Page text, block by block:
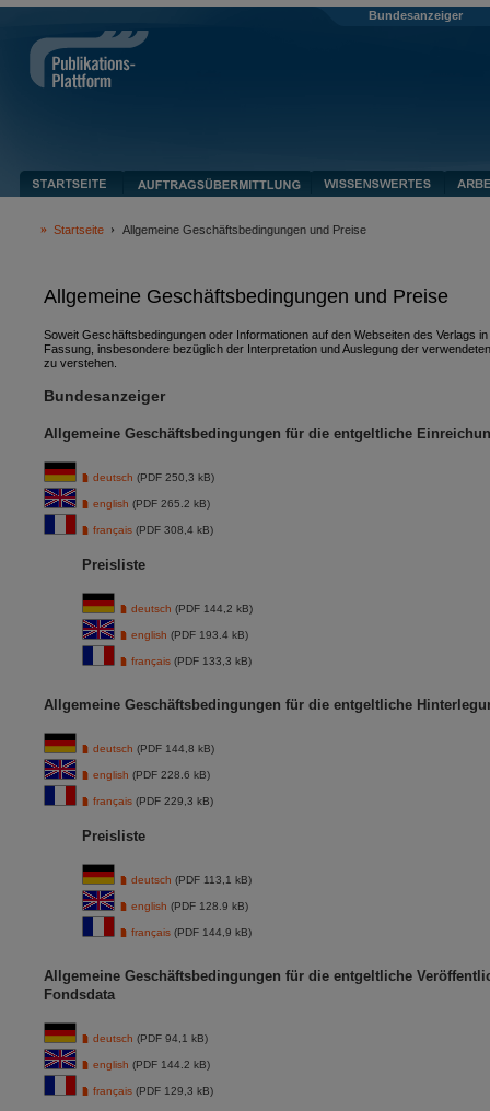
Bundesanzeiger
Startseite Allgemeine Geschäftsbedingungen und Preise
Allgemeine Geschäftsbedingungen und Preise
Soweit Geschäftsbedingungen oder Informationen auf den Webseiten des Verlags
Fassung, insbesondere bezüglich der Interpretation und Auslegung der
zu verstehen.
Bundesanzeiger
Allgemeine Geschäftsbedingungen für die entgeltliche
deutsch (PDF 250,3 kB)
english (PDF 265.2 kB)
français (PDF 308,4 kB)
Preisliste
deutsch (PDF 144,2 kB)
english (PDF 193.4 kB)
français (PDF 133,3 kB)
Allgemeine Geschäftsbedingungen für die entgeltliche
deutsch (PDF 144,8 kB)
english (PDF 228.6 kB)
français (PDF 229,3 kB)
Preisliste
deutsch (PDF 113,1 kB)
english (PDF 128.9 kB)
français (PDF 144,9 kB)
Allgemeine Geschäftsbedingungen für die entgeltliche
Fondsdata
deutsch (PDF 94,1 kB)
english (PDF 144.2 kB)
français (PDF 129,3 kB)